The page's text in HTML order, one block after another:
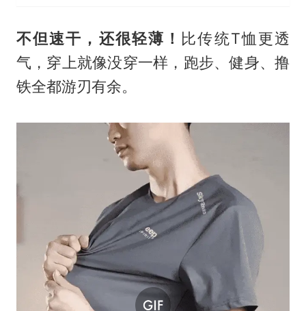
不但速干，还很轻薄！ 比传统T恤更透
气，穿上就像没穿一样，跑步、健身、撸
铁全都游刃有余。